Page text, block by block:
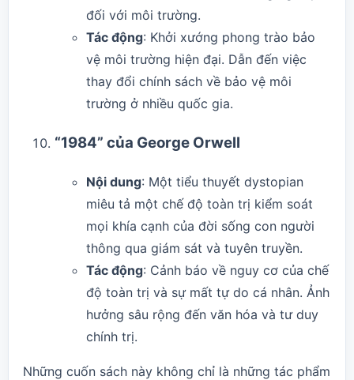
đối với môi trường.
Tác động: Khởi xướng phong trào bảo
vệ môi trường hiện đại. Dẫn đến việc
thay đổi chính sách về bảo vệ môi
trường ở nhiều quốc gia.
“1984” của George Orwell
Nội dung: Một tiểu thuyết dystopian
miêu tả một chế độ toàn trị kiểm soát
mọi khía cạnh của đời sống con người
thông qua giám sát và tuyên truyền.
Tác động: Cảnh báo về nguy cơ của chế
độ toàn trị và sự mất tự do cá nhân. Ảnh
hưởng sâu rộng đến văn hóa và tư duy
chính trị.
Những cuốn sách này không chỉ là những tác phẩm